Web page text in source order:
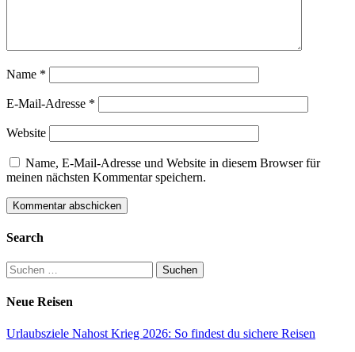
Name *
E-Mail-Adresse *
Website
Name, E-Mail-Adresse und Website in diesem Browser für
meinen nächsten Kommentar speichern.
Search
Suchen
nach:
Neue Reisen
Urlaubsziele Nahost Krieg 2026: So findest du sichere Reisen